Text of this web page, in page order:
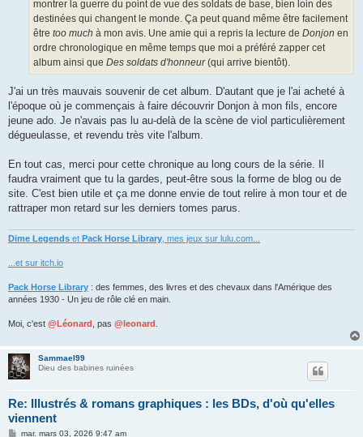
montrer la guerre du point de vue des soldats de base, bien loin des
destinées qui changent le monde. Ça peut quand même être facilement
être too much à mon avis. Une amie qui a repris la lecture de Donjon en
ordre chronologique en même temps que moi a préféré zapper cet
album ainsi que Des soldats d'honneur(qui arrive bientôt).
J'ai un très mauvais souvenir de cet album. D'autant que je l'ai acheté à
l'époque où je commençais à faire découvrir Donjon à mon fils, encore
jeune ado. Je n'avais pas lu au-delà de la scène de viol particulièrement
dégueulasse, et revendu très vite l'album.
En tout cas, merci pour cette chronique au long cours de la série. Il
faudra vraiment que tu la gardes, peut-être sous la forme de blog ou de
site. C'est bien utile et ça me donne envie de tout relire à mon tour et de
rattraper mon retard sur les derniers tomes parus.
Dime Legends et Pack Horse Library , mes jeux sur lulu.com...
...et sur itch.io
Pack Horse Library : des femmes, des livres et des chevaux dans l'Amérique des
années 1930 - Un jeu de rôle clé en main.
Moi, c'est @Léonard , pas @leonard
Sammael99
Dieu des babines ruinées
Re: Illustrés & romans graphiques : les BDs, d'où qu'elles
viennent
Mmar. mars 03, 2026 9:47 am